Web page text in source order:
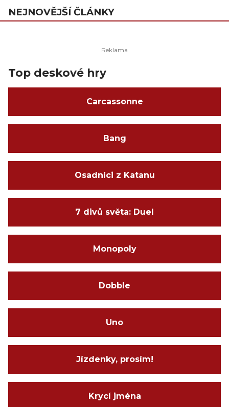
NEJNOVĚJŠÍ ČLÁNKY
Top deskové hry
Carcassonne
Bang
Osadníci z Katanu
7 divů světa: Duel
Monopoly
Dobble
Uno
Jízdenky, prosím!
Krycí jména